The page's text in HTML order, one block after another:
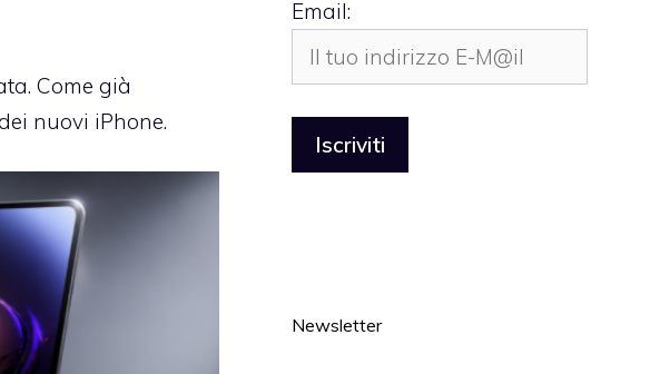
Come già
nuovi iPhone.
Email:
Newsletter